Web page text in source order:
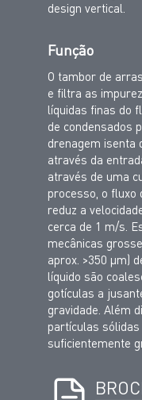
design vertical.
Função
O tambor de
e filtra as
líquidas finas do
de condensados
drenagem isenta
através da
através de uma
processo, o fluxo
reduz a
cerca de 1 m/s.
mecânicas
aprox. >350 μm)
líquido são
gotículas a
gravidade. Além
partículas
suficientemente